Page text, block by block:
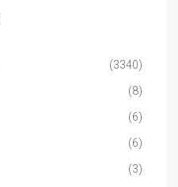
(3340)
(8)
(6)
(6)
(3)